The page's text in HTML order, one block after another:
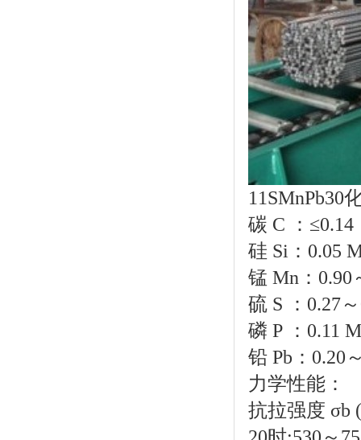
11SMnPb30
碳 C ：≤0.14
硅 Si：0.05
锰 Mn：0.90
硫 S ：0.27
磷 P ：0.11
铅 Pb：0.20
力学性能：
抗拉强度 σb